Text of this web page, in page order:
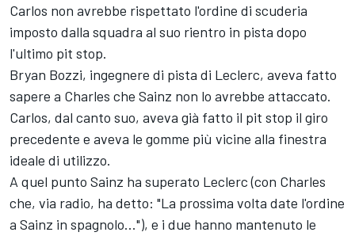
Carlos non avrebbe rispettato l'ordine di scuderia
imposto dalla squadra al suo rientro in pista dopo
l'ultimo pit stop.
Bryan Bozzi, ingegnere di pista di Leclerc, aveva fatto
sapere a Charles che Sainz non lo avrebbe attaccato.
Carlos, dal canto suo, aveva già fatto il pit stop il giro
precedente e aveva le gomme più vicine alla finestra
ideale di utilizzo.
A quel punto Sainz ha superato Leclerc (con Charles
che, via radio, ha detto: "La prossima volta date l'ordine
a Sainz in spagnolo..."), e i due hanno mantenuto le